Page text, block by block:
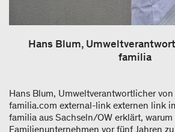
Hans Blum,
familia
Hans Blum, Umweltverantwortlicher
familia.com external-link externen link
familia aus Sachseln/OW erklärt,
Familienunternehmen vor fünf Jahren